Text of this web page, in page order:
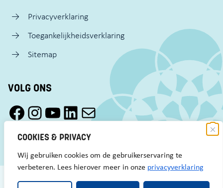
COOKIES & PRIVACY
Wij gebruiken cookies om de gebruikerservaring te
verbeteren. Lees hierover meer in onze privacyverklaring
Privacyverklaring
Toegankelijkheidsverklaring
Sitemap
VOLG ONS
Facebook Pact Zaandam OostInstagram Pact Zaandam OostYouTube Pact Zaandam OostLinkedIn
Mail